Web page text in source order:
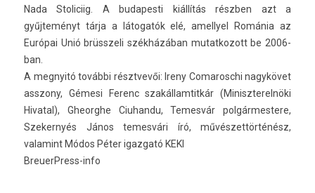
Nada Stoliciig. A budapes­ti kiállítás részben azt a
gyűjteményt tárja a látogatók elé, amel­lyel Románia az
Európai Unió brüsszeli székházában mutat­kozott be 2006-
ban.
A meg­nyitó további résztvevői: Ireny Com­aroschi nagykövet
as­szony, Gémesi Ferenc szakál­lamtit­kár (Miniszterel­nöki
Hivat­al), Gheorghe Ciuhan­du, Temes­vár pol­gármes­tere,
Szeker­nyés János temes­vári író, művészettörténész,
valamint Módos Péter igaz­gató KEKI
BreuerPress-info